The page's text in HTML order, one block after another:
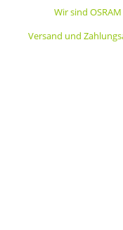
Wir sind
Versand und